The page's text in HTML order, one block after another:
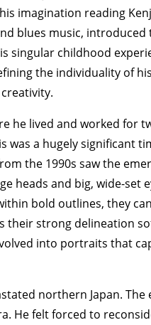
TAGS PEOPLE
ESSAYS POP CULTURE
imagination reading
blues music,
singular childhood
the individuality of
he lived and worked for
was a hugely significant
the 1990s saw the
heads and big, wide-set
bold outlines, they
their strong delineation
into portraits that
northern Japan. The
He felt forced to